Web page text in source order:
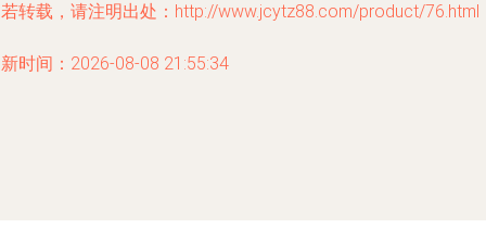
转载，请注明出处：http://www.jcytz88.com/product/76.html
时间：2026-08-08 21:55:34